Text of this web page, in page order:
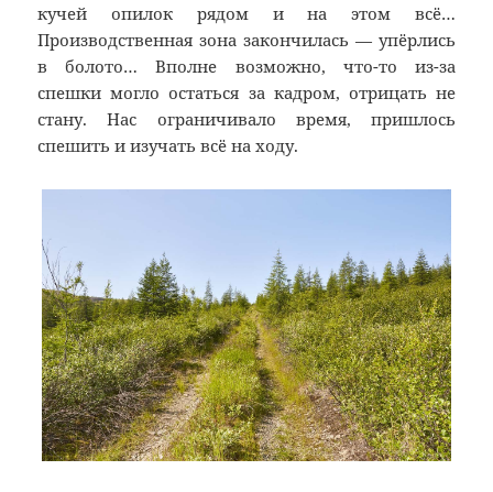
кучей опилок рядом и на этом всё…
Производственная зона закончилась — упёрлись
в болото… Вполне возможно, что-то из-за
спешки могло остаться за кадром, отрицать не
стану. Нас ограничивало время, пришлось
спешить и изучать всё на ходу.